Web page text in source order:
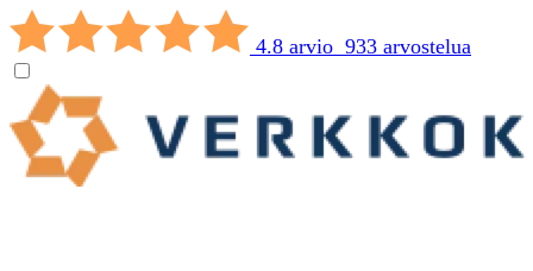
4.8 arvio 933 arvostelua